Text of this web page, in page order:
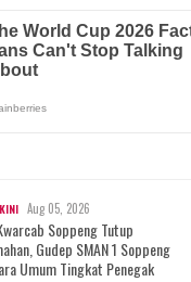
Aug 05, 2026
Soppeng Tutup
Gudep SMAN 1 Soppeng
Umum Tingkat Penegak